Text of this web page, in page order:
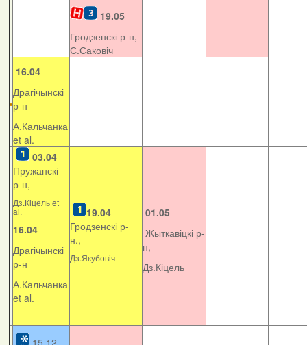
19.05
Гродзенскі р-н,
С.Саковіч
16.04
Драгічынскі
р-н
А.Кальчанка
et al.
03.04
Пружанскі
р-н,
Дз.Кіцель et
al.
16.04
Драгічынскі
р-н
А.Кальчанка
et al.
19.04
Гродзенскі р-
н.,
Дз.Якубовіч
01.05
Жыткавіцкі р-
н,
Дз.Кіцель
15.12.